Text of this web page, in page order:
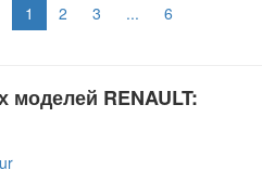
1 2 3 ... 6
RENAULT: